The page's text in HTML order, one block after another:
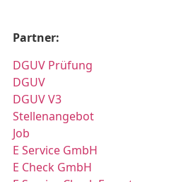
Partner:
DGUV Prüfung
DGUV
DGUV V3
Stellenangebot
Job
E Service GmbH
E Check GmbH